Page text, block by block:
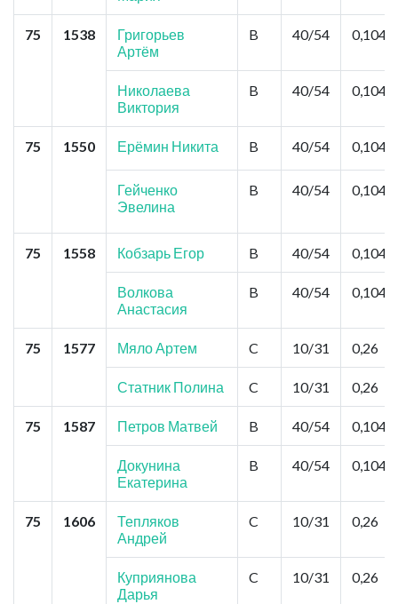
75 1538
Григорьев
Артём
B 40/54 0,104
Николаева
Виктория
B 40/54 0,104
75 1550 Ерёмин Никита B 40/54 0,104
Гейченко
Эвелина
B 40/54 0,104
75 1558 Кобзарь Егор B 40/54 0,104
Волкова
Анастасия
B 40/54 0,104
75 1577 Мяло Артем C 10/31 0,26
Статник Полина C 10/31 0,26
75 1587 Петров Матвей B 40/54 0,104
Докунина
Екатерина
B 40/54 0,104
75 1606
Тепляков
Андрей
C 10/31 0,26
Куприянова
Дарья
C 10/31 0,26